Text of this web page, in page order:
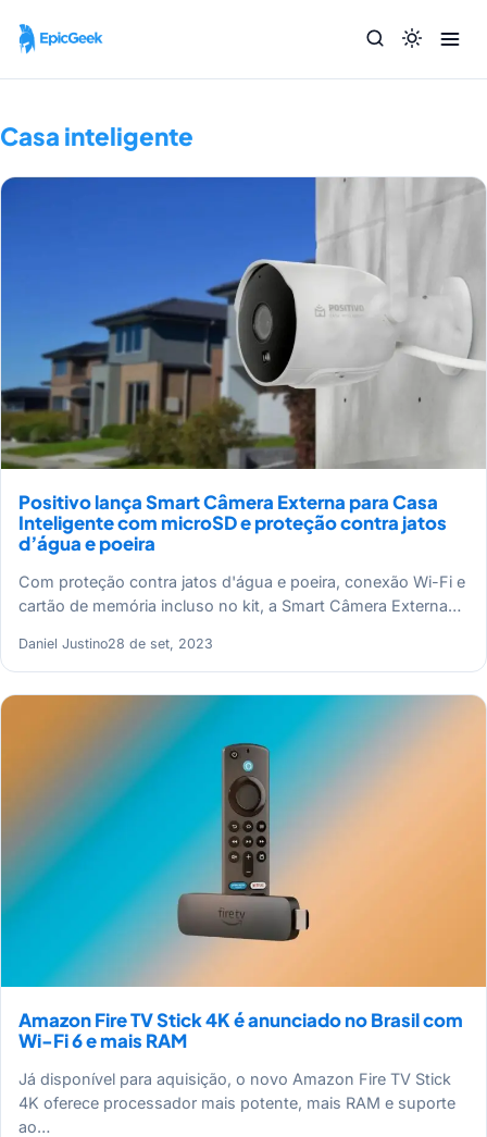
Casa inteligente
Positivo lança Smart Câmera Externa para Casa
Inteligente com microSD e proteção contra jatos
d’água e poeira
Com proteção contra jatos d'água e poeira, conexão Wi-Fi e
cartão de memória incluso no kit, a Smart Câmera Externa…
Daniel Justino28 de set, 2023
Amazon Fire TV Stick 4K é anunciado no Brasil com
Wi-Fi 6 e mais RAM
Já disponível para aquisição, o novo Amazon Fire TV Stick
4K oferece processador mais potente, mais RAM e suporte
ao…